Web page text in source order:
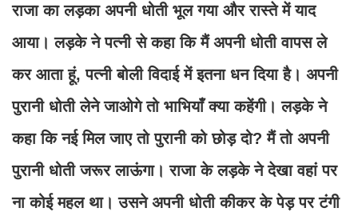
राजा का लड़का अपनी धोती भूल गया और रास्ते में याद
आया। लड़के ने पत्नी से कहा कि मैं अपनी धोती वापस ले
कर आता हूं, पत्नी बोली विदाई में इतना धन दिया है। अपनी
पुरानी धोती लेने जाओगे तो भाभियाँ क्या कहेंगी। लड़के ने
कहा कि नई मिल जाए तो पुरानी को छोड़ दो? मैं तो अपनी
पुरानी धोती जरूर लाऊंगा। राजा के लड़के ने देखा वहां पर
ना कोई महल था। उसने अपनी धोती कीकर के पेड़ पर टंगी